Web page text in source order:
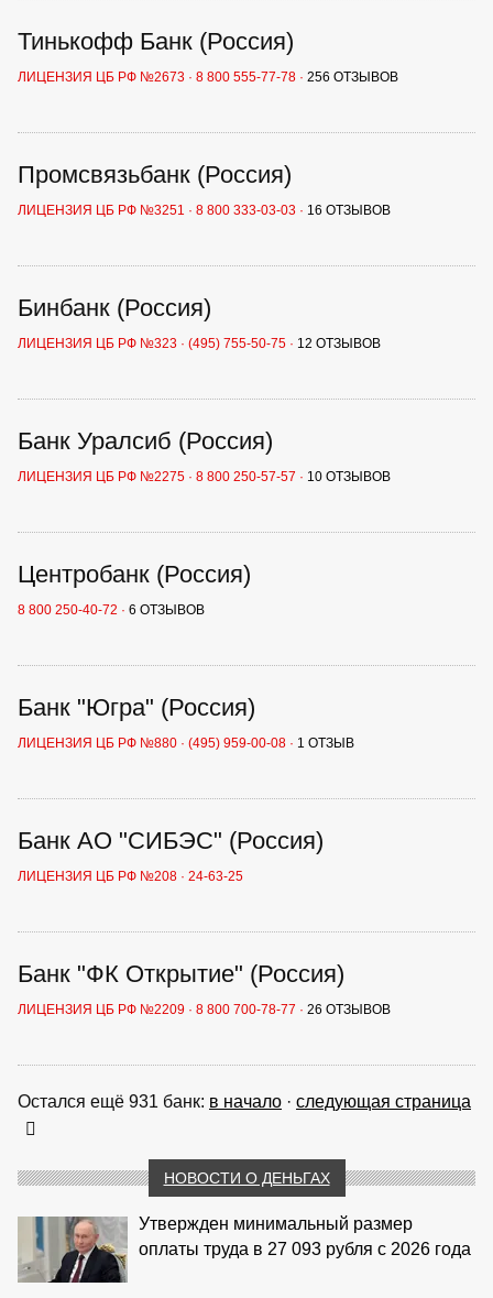
Тинькофф Банк (Россия)
ЛИЦЕНЗИЯ ЦБ РФ №2673 · 8 800 555-77-78 · 256 ОТЗЫВОВ
Промсвязьбанк (Россия)
ЛИЦЕНЗИЯ ЦБ РФ №3251 · 8 800 333-03-03 · 16 ОТЗЫВОВ
Бинбанк (Россия)
ЛИЦЕНЗИЯ ЦБ РФ №323 · (495) 755-50-75 · 12 ОТЗЫВОВ
Банк Уралсиб (Россия)
ЛИЦЕНЗИЯ ЦБ РФ №2275 · 8 800 250-57-57 · 10 ОТЗЫВОВ
Центробанк (Россия)
8 800 250-40-72 · 6 ОТЗЫВОВ
Банк "Югра" (Россия)
ЛИЦЕНЗИЯ ЦБ РФ №880 · (495) 959-00-08 · 1 ОТЗЫВ
Банк АО "СИБЭС" (Россия)
ЛИЦЕНЗИЯ ЦБ РФ №208 · 24-63-25
Банк "ФК Открытие" (Россия)
ЛИЦЕНЗИЯ ЦБ РФ №2209 · 8 800 700-78-77 · 26 ОТЗЫВОВ
Остался ещё 931 банк: в начало · следующая страница
НОВОСТИ О ДЕНЬГАХ
Утвержден минимальный размер
оплаты труда в 27 093 рубля с 2026 года